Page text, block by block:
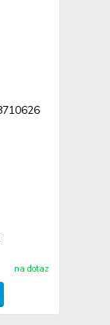
na dotaz